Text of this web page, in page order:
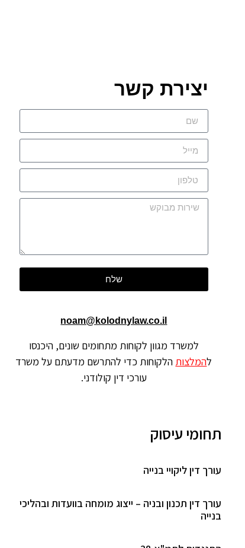
יצירת קשר
שלח
noam@kolodnylaw.co.il
למשרד מגוון לקוחות מתחומים שונים, היכנסו
להמלצות הלקוחות כדי להתרשם מדעתם על משרד
עורכי דין קולודני.
תחומי עיסוק
עורך דין ליקויי בנייה
עורך דין תכנון ובניה – ייצוג מומחה בוועדות ובהליכי
בנייה